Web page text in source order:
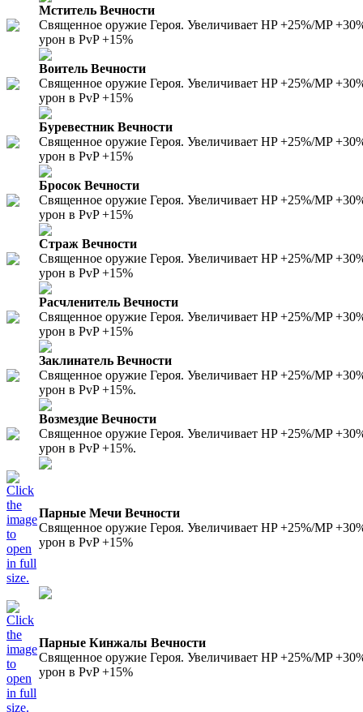
Мститель Вечности
Священное оружие Героя. Увеличивает HP +25%/MP
урон в PvP +15%
Воитель Вечности
Священное оружие Героя. Увеличивает HP +25%/MP
урон в PvP +15%
Буревестник Вечности
Священное оружие Героя. Увеличивает HP +25%/MP
урон в PvP +15%
Бросок Вечности
Священное оружие Героя. Увеличивает HP +25%/MP
урон в PvP +15%
Страж Вечности
Священное оружие Героя. Увеличивает HP +25%/MP
урон в PvP +15%
Расчленитель Вечности
Священное оружие Героя. Увеличивает HP +25%/MP
урон в PvP +15%
Заклинатель Вечности
Священное оружие Героя. Увеличивает HP +25%/MP
урон в PvP +15%.
Возмездие Вечности
Священное оружие Героя. Увеличивает HP +25%/MP
урон в PvP +15%.
Парные Мечи Вечности
Священное оружие Героя. Увеличивает HP +25%/MP
урон в PvP +15%
Парные Кинжалы Вечности
Священное оружие Героя. Увеличивает HP +25%/MP
урон в PvP +15%